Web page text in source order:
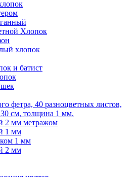
Хлопок
хлопок
и батист
фетра, 40 разноцветных листов,
см, толщина 1 мм.
2 мм метражом
1 мм
1 мм
2 мм